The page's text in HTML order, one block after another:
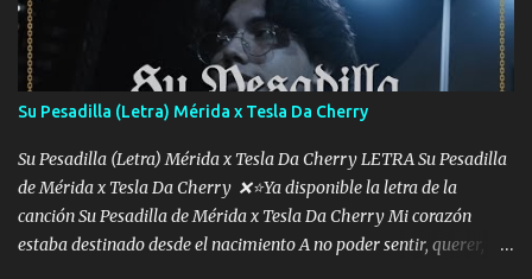
con la mirada siempre en alto A veces me fajó una super o a veces
me fajó una Glock siempre armado todas las generaciones yo
traigo El chiste es que hago lo que quiero pues así soy me mandó
yo tengo el control a todos yo les paro el dedo soy hocicon un
malcriado un malandrón Que Les importa no saben nada falsas
las risas las que me miran hay gente corriente no quieren ve...
Su Pesadilla (Letra) Mérida x Tesla Da Cherry
Su Pesadilla (Letra) Mérida x Tesla Da Cherry LETRA Su Pesadilla
de Mérida x Tesla Da Cherry ❌⭐Ya disponible la letra de la
canción Su Pesadilla de Mérida x Tesla Da Cherry Mi corazón
estaba destinado desde el nacimiento A no poder sentir, querer,